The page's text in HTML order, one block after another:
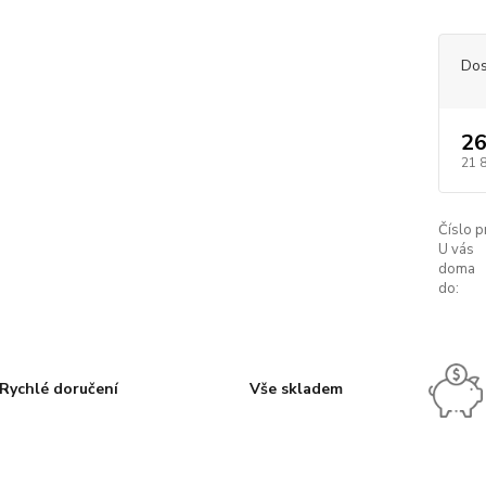
21
Číslo
U vás
doma
do:
doručení Vše skladem